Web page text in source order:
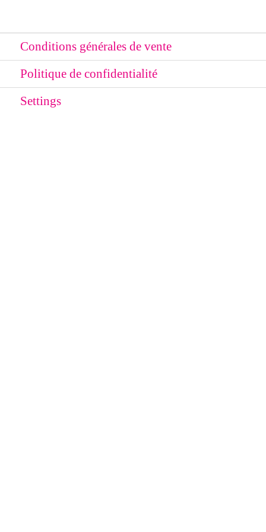
Conditions générales de vente
Politique de confidentialité
Settings